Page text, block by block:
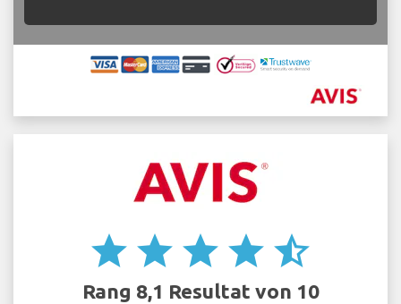
star star star star star_half
Rang 8,1 Resultat von 10